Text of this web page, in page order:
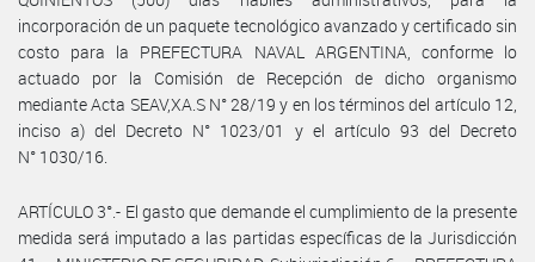
incorporación de un paquete tecnológico avanzado y certificado sin
costo para la PREFECTURA NAVAL ARGENTINA, conforme lo
actuado por la Comisión de Recepción de dicho organismo
mediante Acta SEAV,XA.S N° 28/19 y en los términos del artículo 12,
inciso a) del Decreto N° 1023/01 y el artículo 93 del Decreto
N° 1030/16.
ARTÍCULO 3°.- El gasto que demande el cumplimiento de la presente
medida será imputado a las partidas específicas de la Jurisdicción